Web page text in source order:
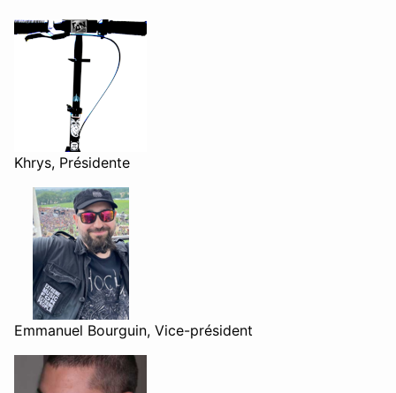
Khrys, Présidente
Emmanuel Bourguin, Vice-président